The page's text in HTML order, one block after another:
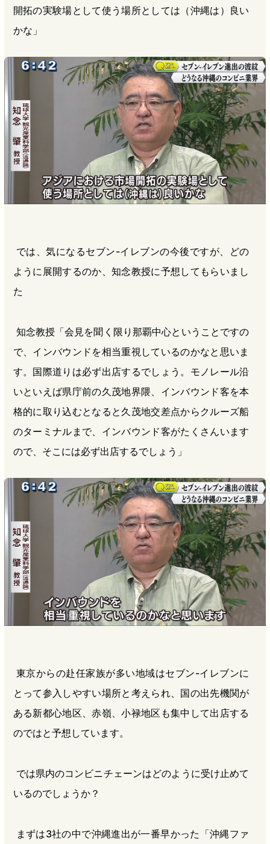
開拓の実験場として使う場所としては（沖縄は）良い
かな」
では、気になるセブン-イレブンの今後ですが、どの
ように展開するのか、知念教授に予想してもらいまし
た
知念教授「会見を聞く限り那覇中心ということですの
で、インバウンドを相当重視しているのかなと思いま
す。国際道りは必ず出店するでしょう。モノレール沿
いといえば県庁前の久茂地界隈、インバウンド客を本
格的に取り込むとなると久茂地交差点からクルーズ船
のターミナルまで、インバウンド客がたくさんいます
ので、そこには必ず出店するでしょう」
東京からの赴任家族が多い地域はセブン-イレブンに
とって参入しやすい場所と考えられ、国の出先機関が
ある新都心地区、赤嶺、小禄地区も集中して出店する
のではと予想しています。
では県内のコンビニチェーンはどのように受け止めて
いるのでしょうか？
まずは3社の中で沖縄進出が一番早かった「沖縄ファ